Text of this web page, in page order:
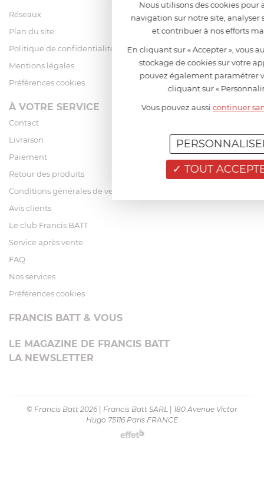
Réseaux
Plan du site
Politique de confidentialité
Mentions légales
Préférences cookies
À VOTRE SERVICE
Contact
Livraison
Paiement
Retour des produits
Conditions générales de vente
Avis clients
Le club Francis BATT
Service après vente
FAQ
Nos services
Préférences cookies
FRANCIS BATT & VOUS
LE MAGAZINE DE FRANCIS BATT
LA NEWSLETTER
© Francis Batt 2026 | Francis Batt SARL | 180 Avenue Victor
Hugo 75116 Paris FRANCE
Nous utilisons des cookies pour
navigation sur notre site, analyser
et contribuer à nos efforts
En cliquant sur « Accepter », vous
stockage de cookies sur votre
pouvez également paramétrer
cliquant sur «
Vous pouvez aussi continuer
TOUT